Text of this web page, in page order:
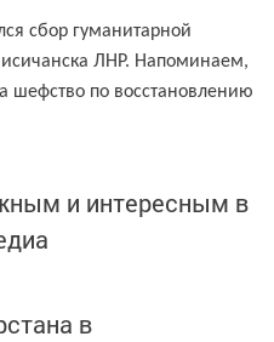
сбор гуманитарной
ЛНР. Напоминаем,
шефство по восстановлению
и интересным в
в